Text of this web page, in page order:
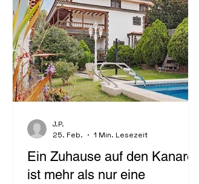
Ein Zuhause auf den Kanaren
ist mehr als nur eine
J.P.
25. Feb.
1 Min. Lesezeit